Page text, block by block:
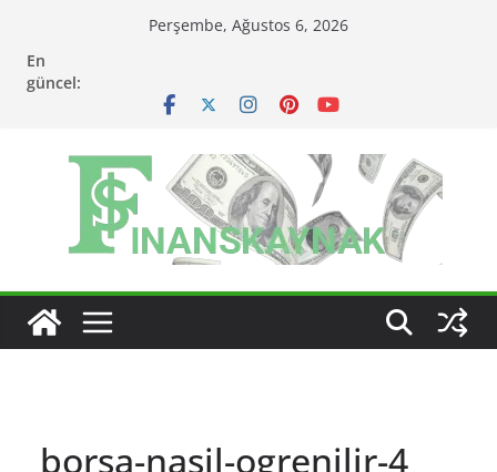
content
Perşembe, Ağustos 6, 2026
En
güncel:
borsa-nasil-ogrenilir-4